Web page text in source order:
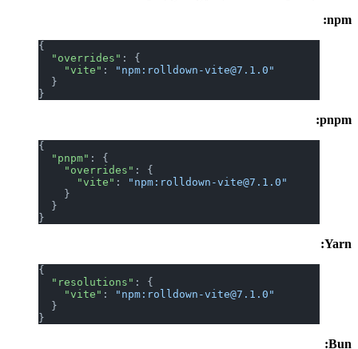
npm:
  "overrides"
: {
    "vite"
: "npm:rolldown-vite@7.1.0"
  }
pnpm:
  "pnpm"
: {
    "overrides"
: {
      "vite"
: "npm:rolldown-vite@7.1.0"
    }
  }
Yarn:
  "resolutions"
: {
    "vite"
: "npm:rolldown-vite@7.1.0"
  }
Bun: